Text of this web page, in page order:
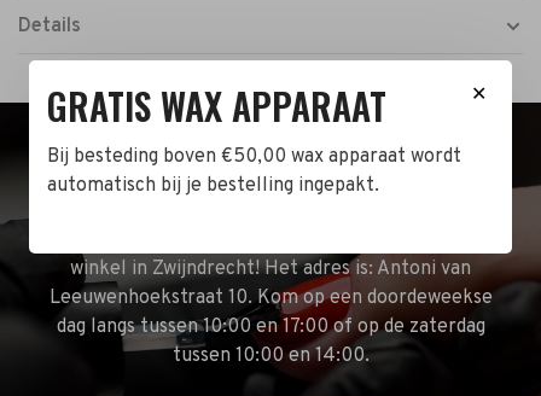
Details
BEZOEK DE WINKEL!
winkel in Zwijndrecht! Het adres is: Antoni van
Leeuwenhoekstraat 10. Kom op een doordeweekse
dag langs tussen 10:00 en 17:00 of op de zaterdag
tussen 10:00 en 14:00.
✕
GRATIS WAX APPARAAT
Bij besteding boven €50,00 wax apparaat wordt
automatisch bij je bestelling ingepakt.